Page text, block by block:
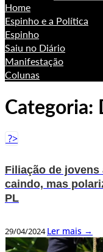
Home
Espinho e a Política
Espinho
Saiu no Diário
Manifestação
Colunas
Categoria:
?>
Filiação de
caindo, mas
PL
29/04/2024Ler mais →